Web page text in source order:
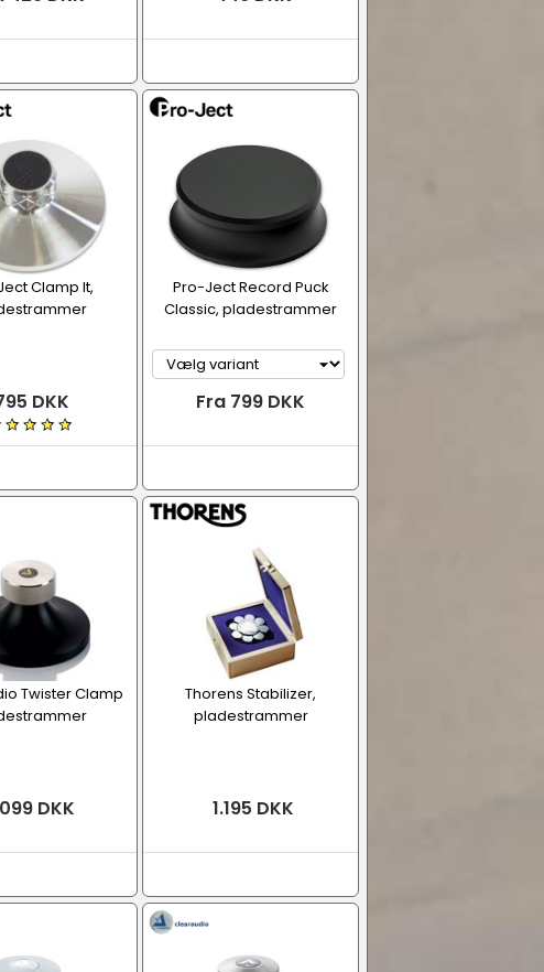
Clamp It,
DKK
Pro-Ject Record Puck
Classic, pladestrammer
Fra 799 DKK
Twister Clamp
DKK
Thorens Stabilizer,
pladestrammer
1.195 DKK